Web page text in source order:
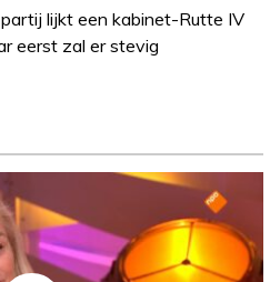
lijkt een kabinet-Rutte IV
eerst zal er stevig